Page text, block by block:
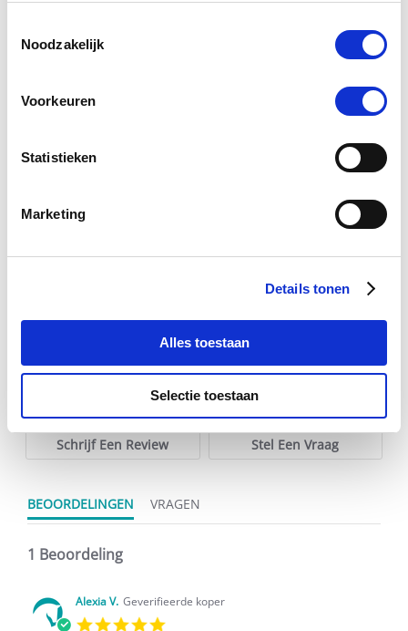
Noodzakelijk
Voorkeuren
Statistieken
Marketing
Details tonen
Alles toestaan
Selectie toestaan
Voeg toe aan winkeltas
NAF
€
Voeg
rating
Schrijf Een Review Stel Een Vraag
BEOORDELINGEN VRAGEN
1 Beoordeling
Alexia V. Geverifieerde koper